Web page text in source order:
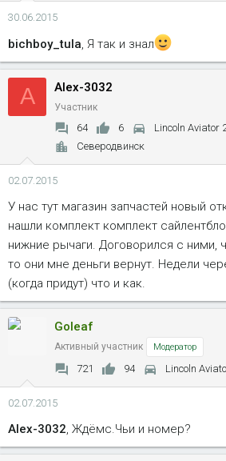
30.06.2015
bichboy_tula , Я так и знал
A Alex-3032
Участник
64 6
Lincoln Aviator
Северодвинск
02.07.2015
У нас тут магазин запчастей новый
нашли комплект комплект
нижние рычаги. Договорился с ними,
то они мне деньги вернут. Недели
(когда придут) что и как.
Goleaf
Активный участник Модератор
721 94 Lincoln
02.07.2015
Alex-3032 , Ждёмс.Чьи и номер?